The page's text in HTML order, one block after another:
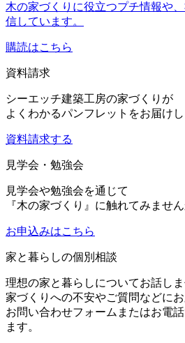
木の家づくりに役立つプチ情報や
信しています。
購読はこちら
資料請求
シーエッチ建築工房の家づくりが
よくわかるパンフレットをお届けし
資料請求する
見学会・勉強会
見学会や勉強会を通じて
『木の家づくり』に触れてみません
お申込みはこちら
家と暮らしの個別相談
理想の家と暮らしについてお話しま
家づくりへの不安やご質問などにお
お問い合わせフォームまたはお電
ます。